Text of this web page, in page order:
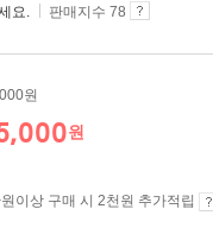
요. 판매지수 78
원
원
이상 구매 시 2천원 추가적립